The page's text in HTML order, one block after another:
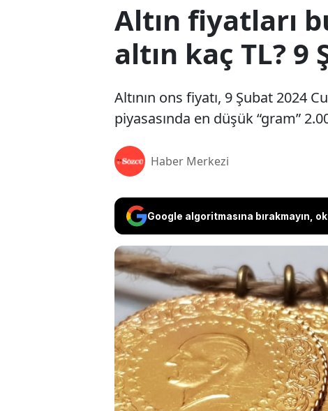
Altın fiyatları
altın kaç TL? 9
Altının ons fiyatı, 9 Şubat 2024
piyasasında en düşük “gram”
Haber Merkezi
Google algoritmasına bırakmayın,
Altının
işlem
düşük
13.860 TL.